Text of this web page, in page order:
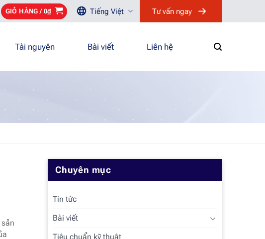
GIỎ HÀNG / 0₫ Tiếng Việt Tư vấn ngay
Tài nguyên Bài viết Liên hệ
Chuyên mục
Tin tức
Bài viết
Tiêu chuẩn kỹ thuật